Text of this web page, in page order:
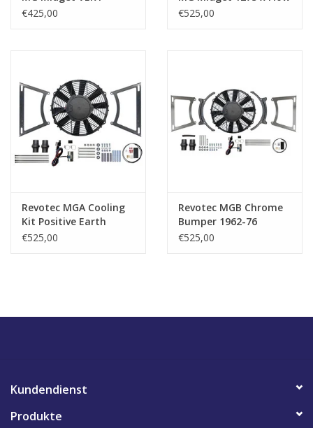
Positive Earth
€425,00
Positive Earth
€525,00
Revotec MGA Cooling
Kit Positive Earth
€525,00
Revotec MGB Chrome
Bumper 1962-76
Positive Earth
€525,00
Kundendienst
Produkte